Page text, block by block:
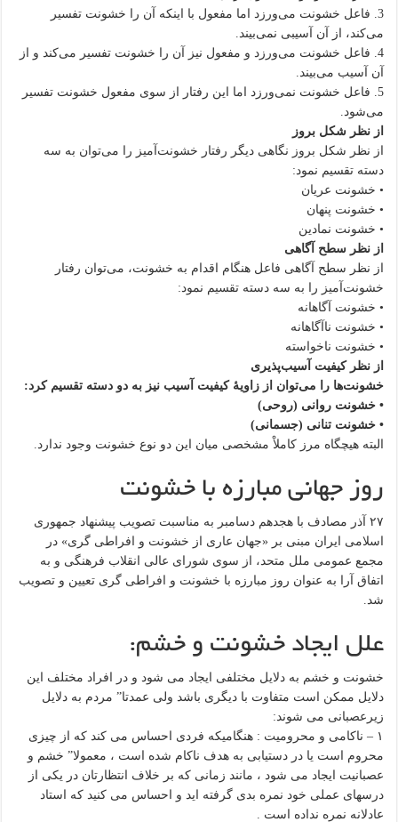
3. فاعل خشونت می‌ورزد اما مفعول با اینکه آن را خشونت تفسیر
می‌کند، از آن آسیبی نمی‌بیند.
4. فاعل خشونت می‌ورزد و مفعول نیز آن را خشونت تفسیر می‌کند و از
آن آسیب می‌بیند.
5. فاعل خشونت نمی‌ورزد اما این رفتار از سوی مفعول خشونت تفسیر
می‌شود.
از نظر شکل بروز
از نظر شکل بروز نگاهی دیگر رفتار خشونت‌آمیز را می‌توان به سه
دسته تقسیم نمود:
• خشونت عریان
• خشونت پنهان
• خشونت نمادین
از نظر سطح آگاهی
از نظر سطح آگاهی فاعل هنگام اقدام به خشونت، می‌توان رفتار
خشونت‌آمیز را به سه دسته تقسیم نمود:
• خشونت آگاهانه
• خشونت ناآگاهانه
• خشونت ناخواسته
از نظر کیفیت آسیب‌پذیری
خشونت‌ها را می‌توان از زاویهٔ کیفیت آسیب نیز به دو دسته تقسیم کرد:
• خشونت روانی (روحی)
• خشونت تنانی (جسمانی)
البته هیچگاه مرز کاملاْ مشخصی میان این دو نوع خشونت وجود ندارد.
روز جهانی مبارزه با خشونت
۲۷ آذر مصادف با هجدهم دسامبر به مناسبت تصویب پیشنهاد جمهوری
اسلامی ایران مبنی بر «جهان عاری از خشونت و افراطی گری» در
مجمع عمومی ملل متحد، از سوی شورای عالی انقلاب فرهنگی و به
اتفاق آرا به عنوان روز مبارزه با خشونت و افراطی گری تعیین و تصویب
شد.
علل ایجاد خشونت و خشم:
خشونت و خشم به دلایل مختلفی ایجاد می شود و در افراد مختلف این
دلایل ممکن است متفاوت با دیگری باشد ولی عمدتا” مردم به دلایل
زیرعصبانی می شوند:
۱ – ناکامی و محرومیت : هنگامیکه فردی احساس می کند که از چیزی
محروم است یا در دستیابی به هدف ناکام شده است ، معمولا” خشم و
عصبانیت ایجاد می شود ، مانند زمانی که بر خلاف انتظارتان در یکی از
درسهای عملی خود نمره بدی گرفته اید و احساس می کنید که استاد
عادلانه نمره نداده است .